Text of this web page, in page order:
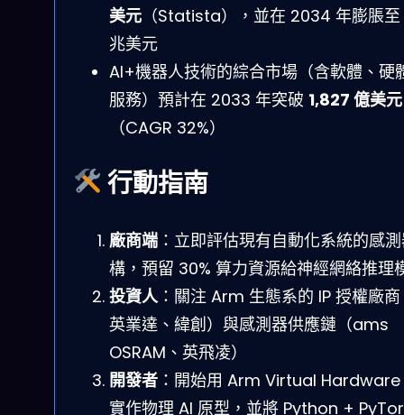
美元 （Statista），並在 2034 年膨脹
兆美元
AI+機器人技術的綜合市場（含軟體、硬
服務）預計在 2033 年突破 1,827 億美元
（CAGR 32%）
行動指南
廠商端 ：立即評估現有自動化系統的感
構，預留 30% 算力資源給神經網絡推理
投資人：關注 Arm 生態系的 IP 授權廠
英業達、緯創）與感測器供應鏈（ams
OSRAM、英飛凌）
開發者 ：開始用 Arm Virtual Hardware
實作物理 AI 原型，並將 Python +